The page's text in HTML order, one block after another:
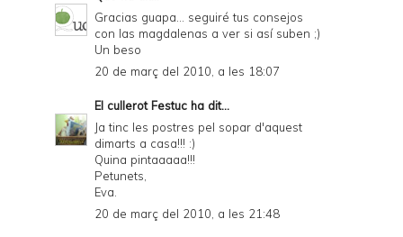
Gracias guapa... seguiré tus consejos
con las magdalenas a ver si así suben ;)
Un beso
20 de març del 2010, a les 18:07
El cullerot Festuc ha dit...
Ja tinc les postres pel sopar d'aquest
dimarts a casa!!! :)
Quina pintaaaaa!!!
Petunets,
Eva.
20 de març del 2010, a les 21:48